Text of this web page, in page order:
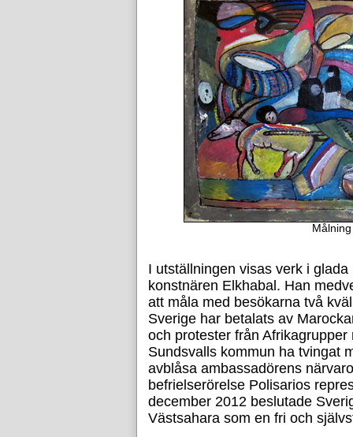
I utställningen visas verk i
konstnären Elkhabal. Han
att måla med besökarna två
Sverige har betalats av
och protester från
Sundsvalls kommun ha tvingat
avblåsa ambassadörens
befrielserörelse Polisarios
december 2012 beslutade
Västsahara som en fri och